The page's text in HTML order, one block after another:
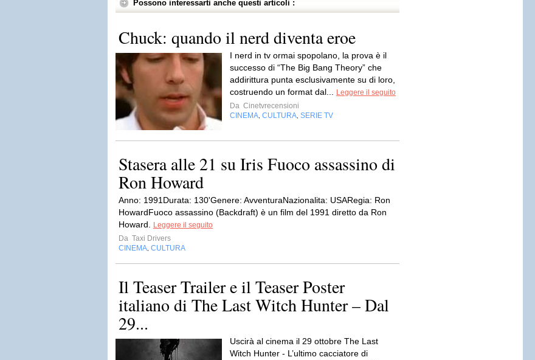
Possono interessarti anche questi articoli :
Chuck: quando il nerd diventa eroe
I nerd in tv ormai spopolano, la prova è il
successo di “The Big Bang Theory” che
addirittura punta esclusivamente su di loro,
costruendo un format dal...
Leggere il seguito
Da Cinetvrecensioni
CINEMA CULTURA SERIE TV
Stasera alle 21 su Iris Fuoco assassino di
Ron Howard
Anno: 1991Durata: 130'Genere: AvventuraNazionalita: USARegia: Ron
HowardFuoco assassino (Backdraft) è un film del 1991 diretto da Ron
Howard.
Leggere il seguito
Da Taxi Drivers
CINEMA CULTURA
Il Teaser Trailer e il Teaser Poster
italiano di The Last Witch Hunter – Dal
29...
Uscirà al cinema il 29 ottobre The Last
Witch Hunter - L’ultimo cacciatore di